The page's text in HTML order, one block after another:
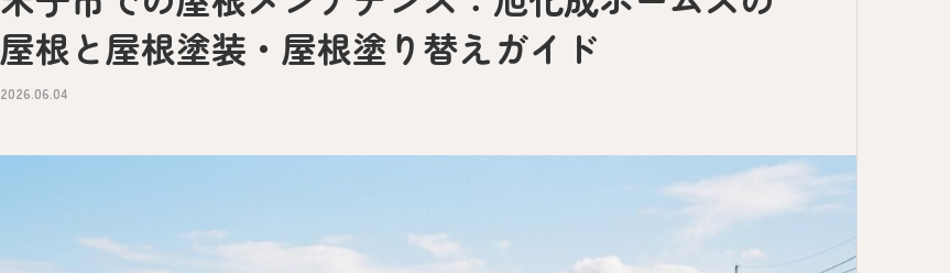
屋根と屋根塗装・屋根塗り替えガイド
2026.06.04